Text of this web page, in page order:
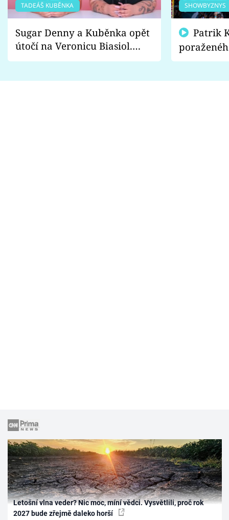
TADEÁŠ KUBĚNKA
Sugar Denny a Kuběnka opět
útočí na Veronicu Biasiol.
Proč je podle nich falešná a
SHOWBYZNYS
fanoušci
Letošní vlna veder? Nic moc, míní vědci. Vysvětlili, proč rok
2027 bude zřejmě daleko horší